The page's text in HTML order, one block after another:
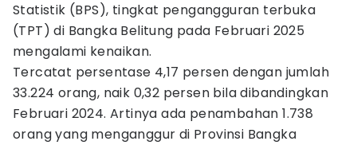
Statistik (BPS), tingkat pengangguran terbuka
(TPT) di Bangka Belitung pada Februari 2025
mengalami kenaikan.
Tercatat persentase 4,17 persen dengan jumlah
33.224 orang, naik 0,32 persen bila dibandingkan
Februari 2024. Artinya ada penambahan 1.738
orang yang menganggur di Provinsi Bangka